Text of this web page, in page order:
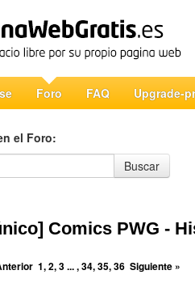
Foro FAQ Upgrade-
el Foro:
Foro
Buscar
Comics PWG -
1,2,3... ,34,35,36 Siguiente »